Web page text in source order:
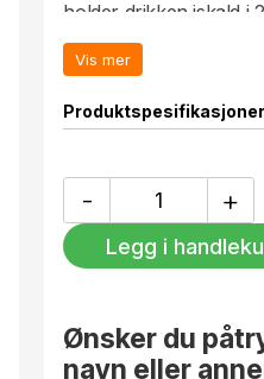
holder drikken iskald i
timer. Sats på en
både for deg og
Trykk: Kode 6
Vis mer
Produktspesifikasjoner
-
Stålflaske
antall
+
Legg i
Ønsker du
navn eller